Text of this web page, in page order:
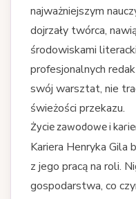
najważniejszym
dojrzały twórca,
środowiskami
profesjonalnych
swój warsztat, nie
świeżości przekazu.
Życie zawodowe i
Kariera Henryka Gila
z jego pracą na roli.
gospodarstwa, co